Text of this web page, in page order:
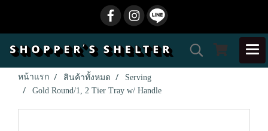
หน้าแรก สินค้าทั้งหมด
Serving
Gold Round/1, 2 Tier Tray w/ Handle